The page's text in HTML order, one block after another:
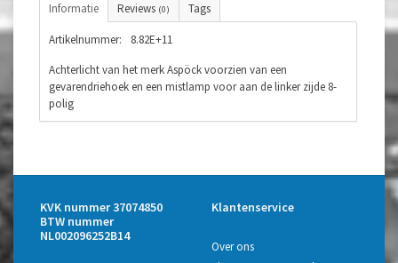
Informatie Reviews (0) Tags
Artikelnummer:
8.82E+11
Achterlicht van het merk Aspöck voorzien van een
gevarendriehoek en een mistlamp voor aan de linker zijde 8-
polig
KVK nummer 37074850
BTW nummer
NL002096252B14
Klantenservice
Over ons